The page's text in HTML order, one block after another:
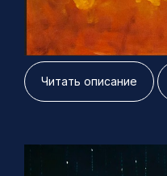
120х80 см, холст масло 2022 г
Читать описание